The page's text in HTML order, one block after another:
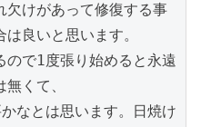
欠けがあって修復する事
良いと思います。
ので1度張り始めると永遠
くて、
なとは思います。日焼け